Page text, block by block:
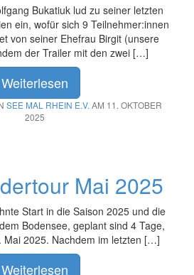
Bukatiuk lud zu seiner letzten
ein, wofür sich 9 Teilnehmer:innen
von seiner Ehefrau Birgit (unsere
der Trailer mit den zwei […]
Weiterlesen
SEE MAL RHEIN E.V. AM 11. OKTOBER
2025
Mai 2025
Start in die Saison 2025 und die
Bodensee, geplant sind 4 Tage,
Mai 2025. Nachdem im letzten […]
Weiterlesen